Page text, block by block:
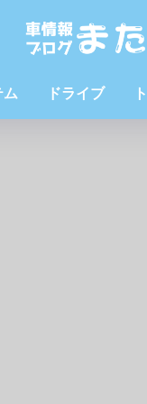
ム ドライブ